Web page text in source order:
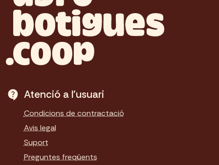
Atenció a l'usuari
Condicions de contractació
Avis legal
Suport
Preguntes freqüents